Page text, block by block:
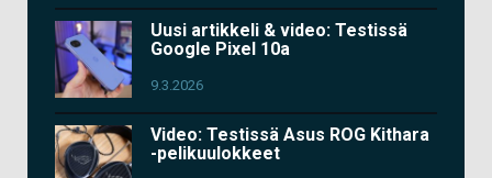
Uusi artikkeli & video: Testissä
Google Pixel 10a
9.3.2026
Video: Testissä Asus ROG Kithara
-pelikuulokkeet